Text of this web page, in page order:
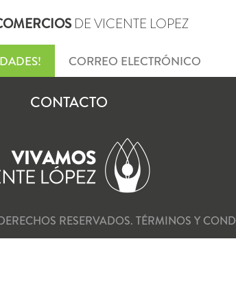
DE VICENTE LOPEZ
CONTACTO
RESERVADOS. TÉRMINOS Y